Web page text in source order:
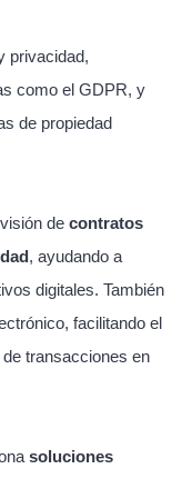
privacidad,
como el GDPR, y
de propiedad
de contratos
, ayudando a
digitales. También
facilitando el
transacciones en
soluciones